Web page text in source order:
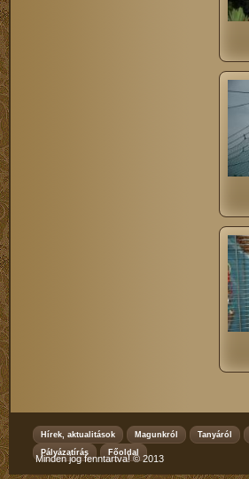
Hírek, aktualitások Magunkról Tanyáról
Pályázatírás
Főoldal
Minden jog fenntartva! © 2013